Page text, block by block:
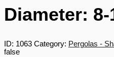
Diameter: 8-
ID: 1063 Category: Pergolas -
false